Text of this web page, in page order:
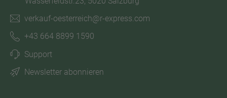
verkauf-oesterreich@r-express.com
+43 664 8899 1590
Support
Newsletter abonnieren